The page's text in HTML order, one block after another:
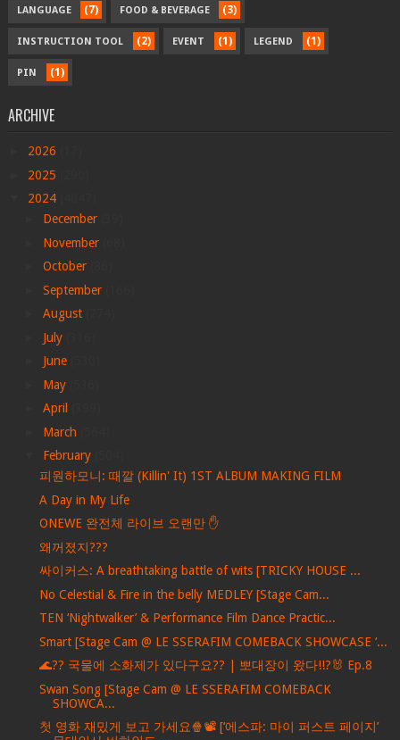
LANGUAGE (7) FOOD & BEVERAGE (3)
INSTRUCTION TOOL (2) EVENT (1) LEGEND (1)
PIN (1)
ARCHIVE
2026
2025
2024
December
November
October
September
August
July
June
May
April
March
February
피원하모니: 때깔 (Killin' It) 1ST ALBUM MAKING FILM
A Day in My Life
ONEWE 완전체 라이브 오랜만 ✋
왜꺼졌지???
싸이커스: A breathtaking battle of wits [TRICKY HOUSE ...
No Celestial & Fire in the belly MEDLEY [Stage Cam...
TEN ‘Nightwalker’ & Performance Film Dance Practic...
Smart [Stage Cam @ LE SSERAFIM COMEBACK SHOWCASE ‘...
🌊?? 국물에 소화제가 있다구요?? | 뽀대장이 왔다!!?🐰 Ep.8
Swan Song [Stage Cam @ LE SSERAFIM COMEBACK
SHOWCA...
첫 영화 재밌게 보고 가세요🍿📽️ [‘에스파: 마이 퍼스트 페이지’